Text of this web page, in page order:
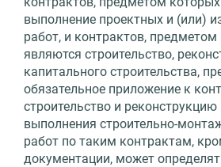
выполнение проектных и (или)
работ, и контрактов,
являются строительство,
капитального строительства,
обязательное приложение к
строительство и
выполнения строительно-
работ по таким контрактам,
документации, может